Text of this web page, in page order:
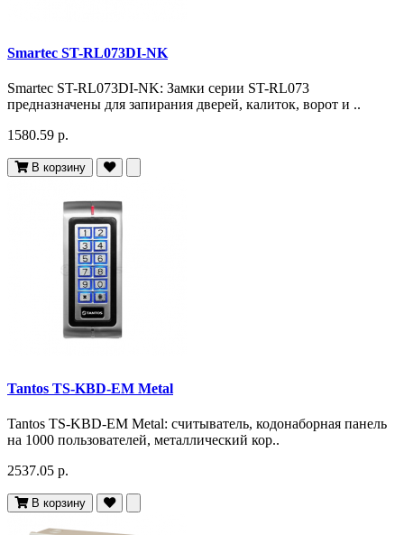
Smartec ST-RL073DI-NK
Smartec ST-RL073DI-NK: Замки серии ST-RL073
предназначены для запирания дверей, калиток, ворот и ..
1580.59 р.
В корзину
Tantos TS-KBD-EM Metal
Tantos TS-KBD-EM Metal: считыватель, кодонаборная панель
на 1000 пользователей, металлический кор..
2537.05 р.
В корзину